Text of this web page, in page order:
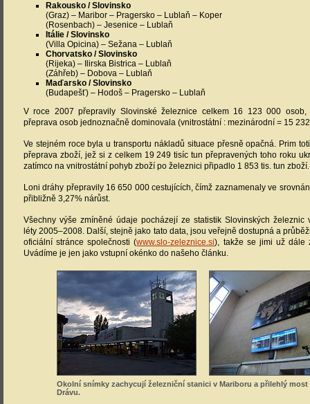
Rakousko / Slovinsko
(Graz) – Maribor – Pragersko – Lublaň – Koper
(Rosenbach) – Jesenice – Lublaň
Itálie / Slovinsko
(Villa Opicina) – Sežana – Lublaň
Chorvatsko / Slovinsko
(Rijeka) – Ilirska Bistrica – Lublaň
(Záhřeb) – Dobova – Lublaň
Maďarsko / Slovinsko
(Budapešť) – Hodoš – Pragersko – Lublaň
V roce 2007 přepravily Slovinské železnice celkem 16 123 000 osob,
přeprava osob jednoznačně dominovala (vnitrostátní : mezinárodní = 15
Ve stejném roce byla u transportu nákladů situace přesně opačná. Prim
přeprava zboží, jež si z celkem 19 249 tisíc tun přepravených toho roku
zatímco na vnitrostátní pohyb zboží po železnici připadlo 1 853 tis. tun zboží.
Loni dráhy přepravily 16 650 000 cestujících, čímž zaznamenaly ve
přibližně 3,27% nárůst.
Všechny výše zmíněné údaje pocházejí ze statistik Slovinských železnic
léty 2005–2008. Další, stejně jako tato data, jsou veřejně dostupná a
oficiální stránce společnosti (www.slo-zeleznice.si), takže se jimi už dále
Uvádíme je jen jako vstupní okénko do našeho článku.
Okolní snímky zachycují železniční stanici v Mariboru a přilehlý most
Drávu.